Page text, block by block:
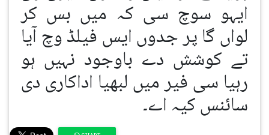
ایہو سوچ سی کہ میں بس کر
لواں گا پر جدوں ایس فیلڈ وچ آیا
تے کوشش دے باوجود نہیں ہو
رہیا سی فیر میں لبھیا اداکاری دی
سائنس کیہ اے۔